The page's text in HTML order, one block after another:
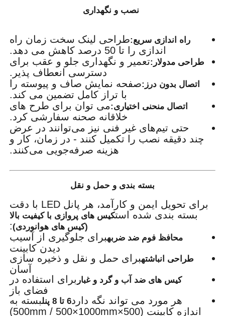
نصب و نگهداری
راه اندازی سریع:طراحی لینک سخت زمان راه
اندازی را تا 50 درصد کاهش می دهد.
طراحی مدولار:تعمیر و نگهداری جلو و عقب برای
دسترسی انعطاف پذیر.
اتصال بدون درز:صفحه نمایش صاف و پیوسته را
با تراز کامل تضمین می کند.
اتصال منحنی اختیاری:می توان برای طرح های
خلاقانه صحنه سفارشی کرد.
حتی تیم‌های غیر فنی نیز می‌توانند در عرض
چند دقیقه نصب را تکمیل کنند - در زمان، کار و
هزینه صرفه‌جویی می‌کنند.
بسته بندی و حمل و نقل
برای تحویل ایمن و کارآمد، هر پانل LED با دقت
بسته بندی شده استکیس های پروازی با کیفیت بالا
(کیس های هوانوردی):
محافظ فوم ضد ضربهبرای جلوگیری از آسیب
دیدن کابینت
طراحی انباشتهبرای حمل و نقل و ذخیره سازی
آسان
کیس های ضد آب و گرد و غبار برای استفاده در
فضای باز
هر مورد می تواند نگه دارد6 تا 8 پنل
بسته به
اندازه کابینت (500×500mm / 500×1000mm)